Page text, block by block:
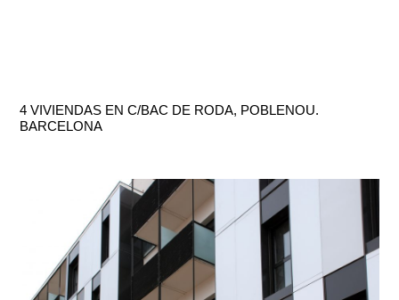
4 VIVIENDAS EN C/BAC DE RODA, POBLENOU.
BARCELONA